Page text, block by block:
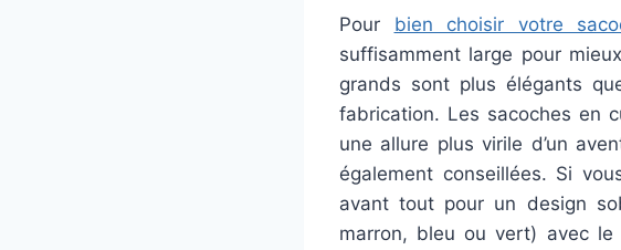
Pour bien choisir votre
suffisamment large pour
grands sont plus élégants
fabrication. Les sacoches en
une allure plus virile d’un
également conseillées. Si
avant tout pour un design
marron, bleu ou vert) avec